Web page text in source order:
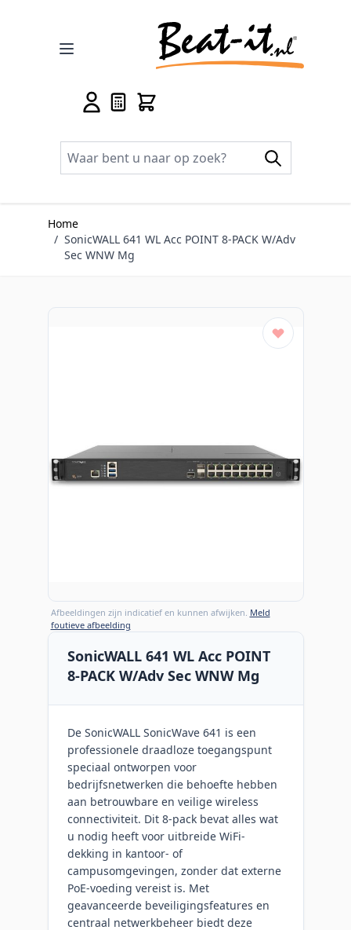
Home
/ SonicWALL 641 WL Acc POINT 8-PACK W/Adv
Sec WNW Mg
Afbeeldingen zijn indicatief en kunnen afwijken. Meld
foutieve afbeelding
SonicWALL 641 WL Acc POINT
8-PACK W/Adv Sec WNW Mg
De SonicWALL SonicWave 641 is een
professionele draadloze toegangspunt
speciaal ontworpen voor
bedrijfsnetwerken die behoefte hebben
aan betrouwbare en veilige wireless
connectiviteit. Dit 8-pack bevat alles wat
u nodig heeft voor uitbreide WiFi-
dekking in kantoor- of
campusomgevingen, zonder dat externe
PoE-voeding vereist is. Met
geavanceerde beveiligingsfeatures en
centraal netwerkbeheer biedt deze